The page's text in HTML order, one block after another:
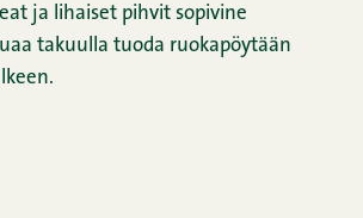
ja lihaiset pihvit sopivine
takuulla tuoda ruokapöytään